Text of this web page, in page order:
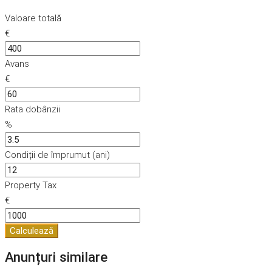
Valoare totală
€
Avans
€
Rata dobânzii
%
Condiții de împrumut (ani)
Property Tax
€
Calculează
Anunțuri similare